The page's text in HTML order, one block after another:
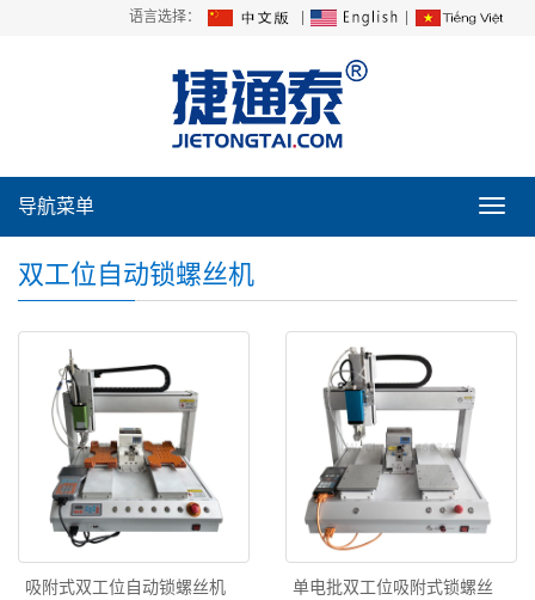
语言选择：
导
导航菜单
双工位自动锁螺丝机
吸附式双工位自动锁螺丝机
单电批双工位吸附式锁螺丝